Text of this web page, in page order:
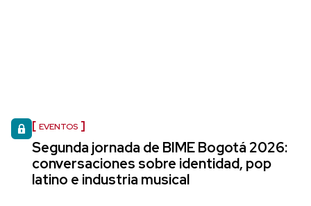
EVENTOS
Segunda jornada de BIME Bogotá 2026:
conversaciones sobre identidad, pop
latino e industria musical